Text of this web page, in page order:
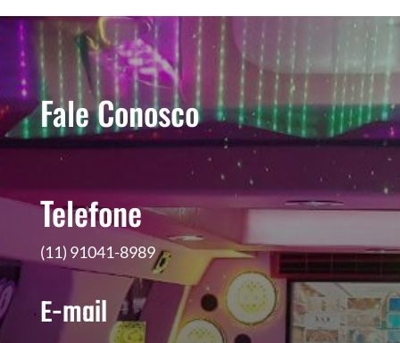
Fale Conosco
Telefone
(11) 91041-8989
E-mail